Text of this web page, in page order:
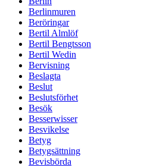
Berlinmuren
Beröringar
Bertil Almlöf
Bertil Bengtsson
Bertil Wedin
Bervisning
Beslagta
Beslut
Beslutsförhet
Besök
Besserwisser
Besvikelse
Betyg
Betygsättning
Bevisbörda